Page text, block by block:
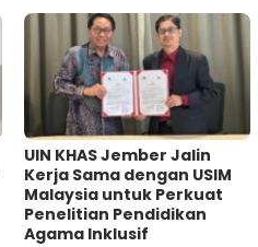
UIN KHAS Jember Jalin
Kerja Sama dengan USIM
Malaysia untuk Perkuat
Penelitian Pendidikan
Agama Inklusif